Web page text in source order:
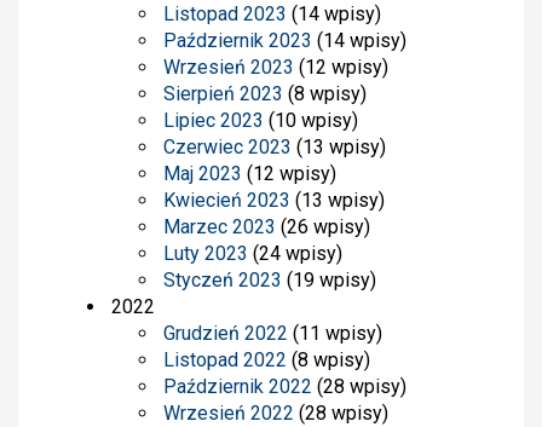
Listopad 2023 (14 wpisy)
Październik 2023 (14 wpisy)
Wrzesień 2023 (12 wpisy)
Sierpień 2023 (8 wpisy)
Lipiec 2023 (10 wpisy)
Czerwiec 2023 (13 wpisy)
Maj 2023 (12 wpisy)
Kwiecień 2023 (13 wpisy)
Marzec 2023 (26 wpisy)
Luty 2023 (24 wpisy)
Styczeń 2023 (19 wpisy)
2022
Grudzień 2022 (11 wpisy)
Listopad 2022 (8 wpisy)
Październik 2022 (28 wpisy)
Wrzesień 2022 (28 wpisy)